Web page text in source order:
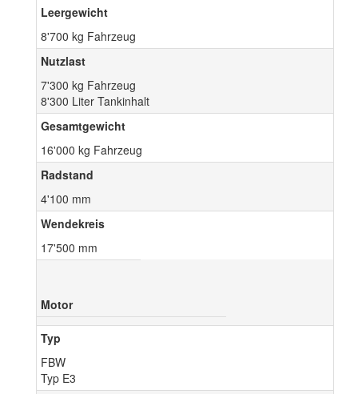
Leergewicht
8'700 kg Fahrzeug
Nutzlast
7'300 kg Fahrzeug
8'300 Liter Tankinhalt
Gesamtgewicht
16'000 kg Fahrzeug
Radstand
4'100 mm
Wendekreis
17'500 mm
Motor
Typ
FBW
Typ E3